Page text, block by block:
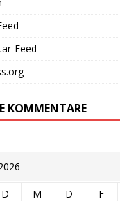
Feed
KOMMENTARE
D M D F